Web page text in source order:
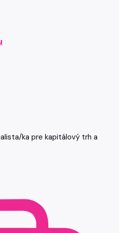
ka pre kapitálový trh a